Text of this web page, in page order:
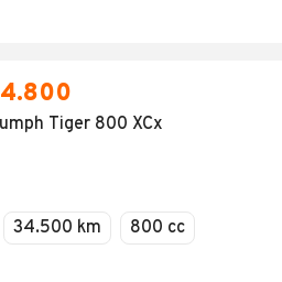
Tiger 800 XCx
34.500 km
800 cc